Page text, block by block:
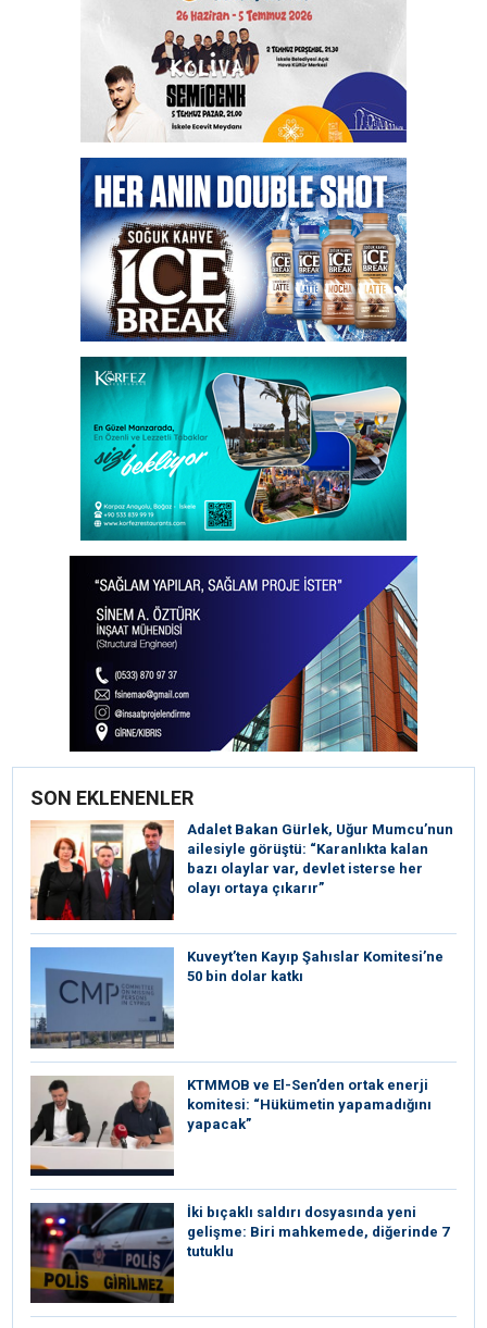
SON EKLENENLER
Adalet Bakan Gürlek, Uğur Mumcu’nun
ailesiyle görüştü: “Karanlıkta kalan
bazı olaylar var, devlet isterse her
olayı ortaya çıkarır”
Kuveyt’ten Kayıp Şahıslar Komitesi’ne
50 bin dolar katkı
KTMMOB ve El-Sen’den ortak enerji
komitesi: “Hükümetin yapamadığını
yapacak”
İki bıçaklı saldırı dosyasında yeni
gelişme: Biri mahkemede, diğerinde 7
tutuklu